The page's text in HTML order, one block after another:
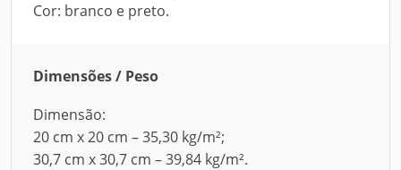
Cor: branco e preto.
Dimensões / Peso
Dimensão:
20 cm x 20 cm – 35,30 kg/m²;
30,7 cm x 30,7 cm – 39,84 kg/m².